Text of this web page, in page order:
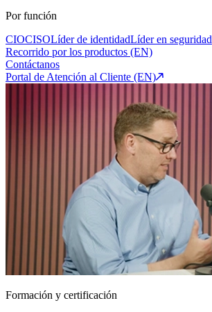
Por función
CIOCISOLíder de identidadLíder en seguridad
Recorrido por los productos (EN)
Contáctanos
Portal de Atención al Cliente (EN)
Formación y certificación